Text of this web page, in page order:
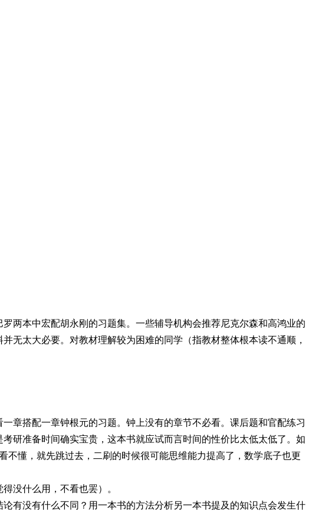
两本中宏配胡永刚的习题集。一些辅导机构会推荐尼克尔森和高鸿业的
无太大必要。对教材理解较为困难的同学（指教材整体根本读不通顺，
章搭配一章钟根元的习题。钟上没有的章节不必看。课后题和官配练习
研准备时间确实宝贵，这本书就应试而言时间的性价比太低太低了。如
懂，就先跳过去，二刷的时候很可能思维能力提高了，数学底子也更
没什么用，不看也罢）。
有没有什么不同？用一本书的方法分析另一本书提及的知识点会发生什